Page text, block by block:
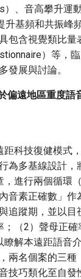
、音高攀升運
升基頻和共振峰
包含視覺類比
）等，
發展與討論。
偏遠地區重度語
科技復健模式
為多基線設計
進行兩個循環
音素正確數」
蹤期，並以目
（2）聲母正
解本遠距語音
兩名個案的三
巧類化至自發